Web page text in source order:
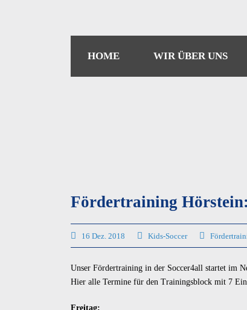
HOME WIR ÜBER UNS
Fördertraining
16 Dez. 2018 Kids-Soccer
Unser Fördertraining in der Soccer4all startet im
Hier alle Termine für den Trainingsblock mit 7
Freitag: